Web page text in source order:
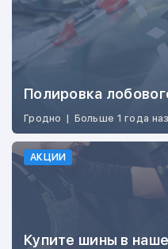
Полировка
Гродно | Больше 1 года
АКЦИИ
Купите шины в